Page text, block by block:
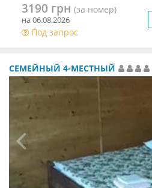
3190 грн (за номер)
на 06.08.2026
Под запрос
СЕМЕЙНЫЙ 4-МЕСТНЫЙ